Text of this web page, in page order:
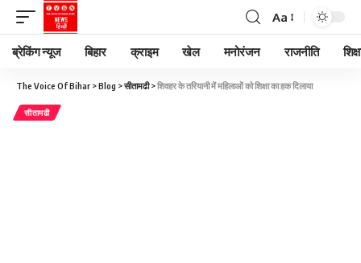
Aa
ब्रेकिंग न्यूज बिहार क्राइम खेल मनोरंजन राजनीति
The Voice Of Bihar >Blog >सीतामढी>शिवहर के तरियानी में महिलाओं को शिक्षा का हक दिलाया
सीतामढी